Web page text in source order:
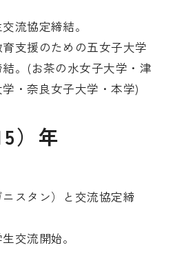
流協定締結。
支援のための五女子大学
。(お茶の水女子大学・津
・奈良女子大学・本学)
）年
スタン）と交流協定締
交流開始。